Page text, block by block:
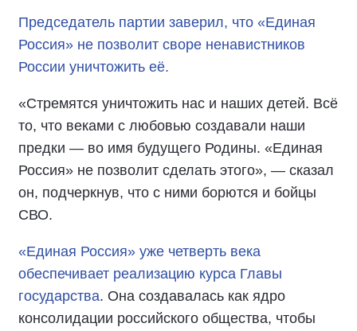
Председатель партии заверил, что «Единая
Россия» не позволит своре ненавистников
России уничтожить её.
«Стремятся уничтожить нас и наших детей. Всё
то, что веками с любовью создавали наши
предки — во имя будущего Родины. «Единая
Россия» не позволит сделать этого», — сказал
он, подчеркнув, что с ними борются и бойцы
СВО.
«Единая Россия» уже четверть века
обеспечивает реализацию курса Главы
государства. Она создавалась как ядро
консолидации российского общества, чтобы